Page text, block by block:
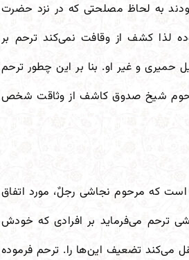
به لحاظ مصلحتی که در نزد حضرت
لذا کشف از وقافت نمی‌کند ترحم بر
و غیر او. بنا بر این چطور ترحم
شیخ صدوق کاشف از وثاقت شخص
که مرحوم نجاشی رجلٌ، مورد اتفاق
ترحم می‌فرماید بر افرادی که خودش
می‌کند تضعیف این‌ها را. ترحم فرموده